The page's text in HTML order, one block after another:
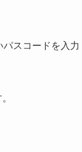
スコードを入力